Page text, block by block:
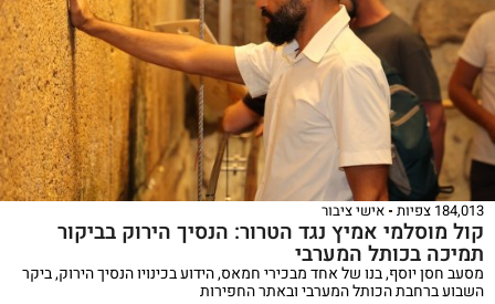
184,013 צפיות אישי ציבור
קול מוסלמי אמיץ נגד הטרור: הנסיך הירוק בביקור
תמיכה בכותל המערבי
מסעב חסן יוסף, בנו של אחד מבכירי חמאס, הידוע בכינויו הנסיך הירוק, ביקר
השבוע ברחבת הכותל המערבי ובאתר החפירות